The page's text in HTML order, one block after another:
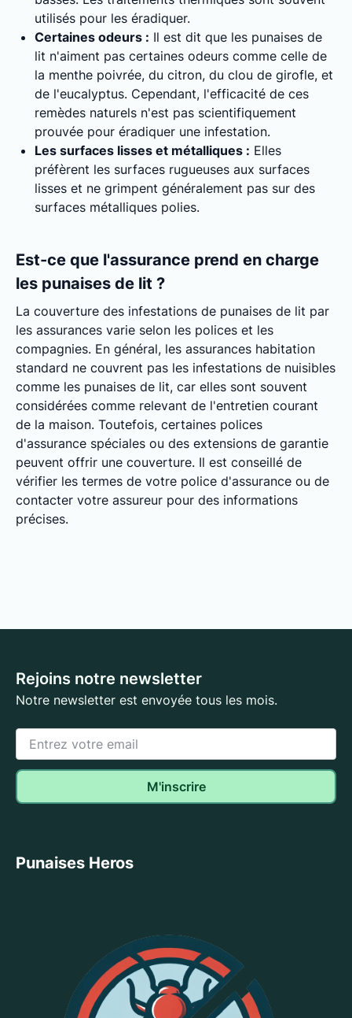
utilisés pour les éradiquer.
Certaines odeurs : Il est dit que les punaises de
lit n'aiment pas certaines odeurs comme celle de
la menthe poivrée, du citron, du clou de girofle, et
de l'eucalyptus. Cependant, l'efficacité de ces
remèdes naturels n'est pas scientifiquement
prouvée pour éradiquer une infestation.
Les surfaces lisses et métalliques : Elles
préfèrent les surfaces rugueuses aux surfaces
lisses et ne grimpent généralement pas sur des
surfaces métalliques polies.
Est-ce que l'assurance prend en charge
les punaises de lit ?
La couverture des infestations de punaises de lit par
les assurances varie selon les polices et les
compagnies. En général, les assurances habitation
standard ne couvrent pas les infestations de nuisibles
comme les punaises de lit, car elles sont souvent
considérées comme relevant de l'entretien courant
de la maison. Toutefois, certaines polices
d'assurance spéciales ou des extensions de garantie
peuvent offrir une couverture. Il est conseillé de
vérifier les termes de votre police d'assurance ou de
contacter votre assureur pour des informations
précises.
Rejoins notre newsletter
Notre newsletter est envoyée tous les mois.
Punaises Heros